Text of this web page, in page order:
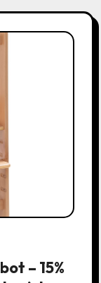
– 15%